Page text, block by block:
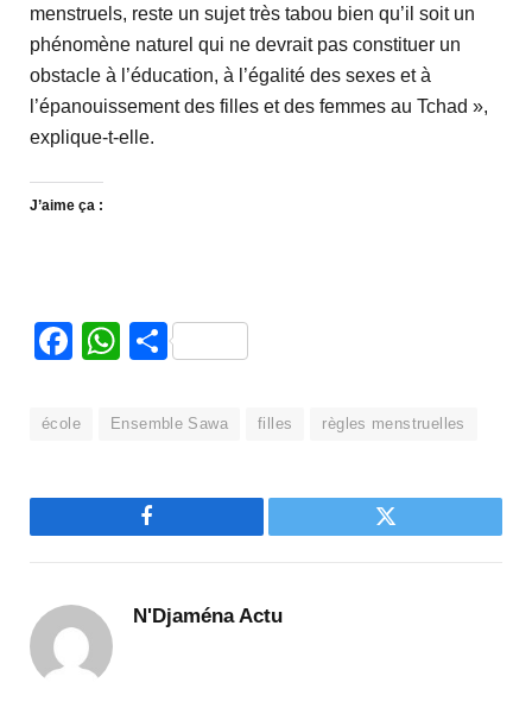
menstruels, reste un sujet très tabou bien qu’il soit un
phénomène naturel qui ne devrait pas constituer un
obstacle à l’éducation, à l’égalité des sexes et à
l’épanouissement des filles et des femmes au Tchad »,
explique-t-elle.
J’aime ça :
Facebook
WhatsApp
Partager
école Ensemble Sawa filles règles menstruelles
Facebook Twitter
N'Djaména Actu